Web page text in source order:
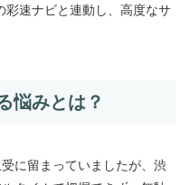
彩速ナビと連動し、高度なサ
悩みとは？
に留まっていましたが、渋